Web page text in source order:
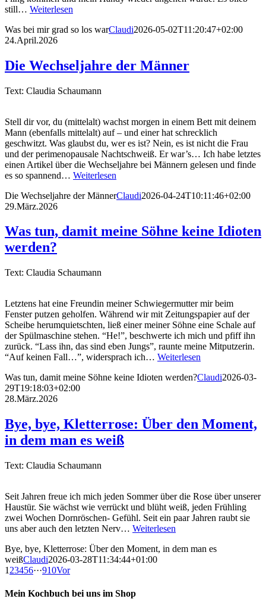
still… Weiterlesen
Was bei mir grad so los warClaudi2026-05-02T11:20:47+02:00
24.April.2026
Die Wechseljahre der Männer
Text: Claudia Schaumann
Stell dir vor, du (mittelalt) wachst morgen in einem Bett mit deinem
Mann (ebenfalls mittelalt) auf – und einer hat schrecklich
geschwitzt. Was glaubst du, wer es ist? Nein, es ist nicht die Frau
und der perimenopausale Nachtschweiß. Er war’s… Ich habe letztes
einen Artikel über die Wechseljahre bei Männern gelesen und finde
es so spannend… Weiterlesen
Die Wechseljahre der MännerClaudi2026-04-24T10:11:46+02:00
29.März.2026
Was tun, damit meine Söhne keine Idioten
werden?
Text: Claudia Schaumann
Letztens hat eine Freundin meiner Schwiegermutter mir beim
Fenster putzen geholfen. Während wir mit Zeitungspapier auf der
Scheibe herumquietschten, ließ einer meiner Söhne eine Schale auf
der Spülmaschine stehen. “He!”, beschwerte ich mich und pfiff ihn
zurück. “Lass ihn, das sind eben Jungs”, raunte meine Mitputzerin.
“Auf keinen Fall…”, widersprach ich… Weiterlesen
Was tun, damit meine Söhne keine Idioten werden?Claudi2026-03-
29T19:18:03+02:00
28.März.2026
Bye, bye, Kletterrose: Über den Moment,
in dem man es weiß
Text: Claudia Schaumann
Seit Jahren freue ich mich jeden Sommer über die Rose über unserer
Haustür. Sie wächst wie verrückt und blüht weiß, jeden Frühling
zwei Wochen Dornröschen- Gefühl. Seit ein paar Jahren raubt sie
uns aber auch den letzten Nerv… Weiterlesen
Bye, bye, Kletterrose: Über den Moment, in dem man es
weißClaudi2026-03-28T11:34:44+01:00
1 23456···910Vor
Mein Kochbuch bei uns im Shop